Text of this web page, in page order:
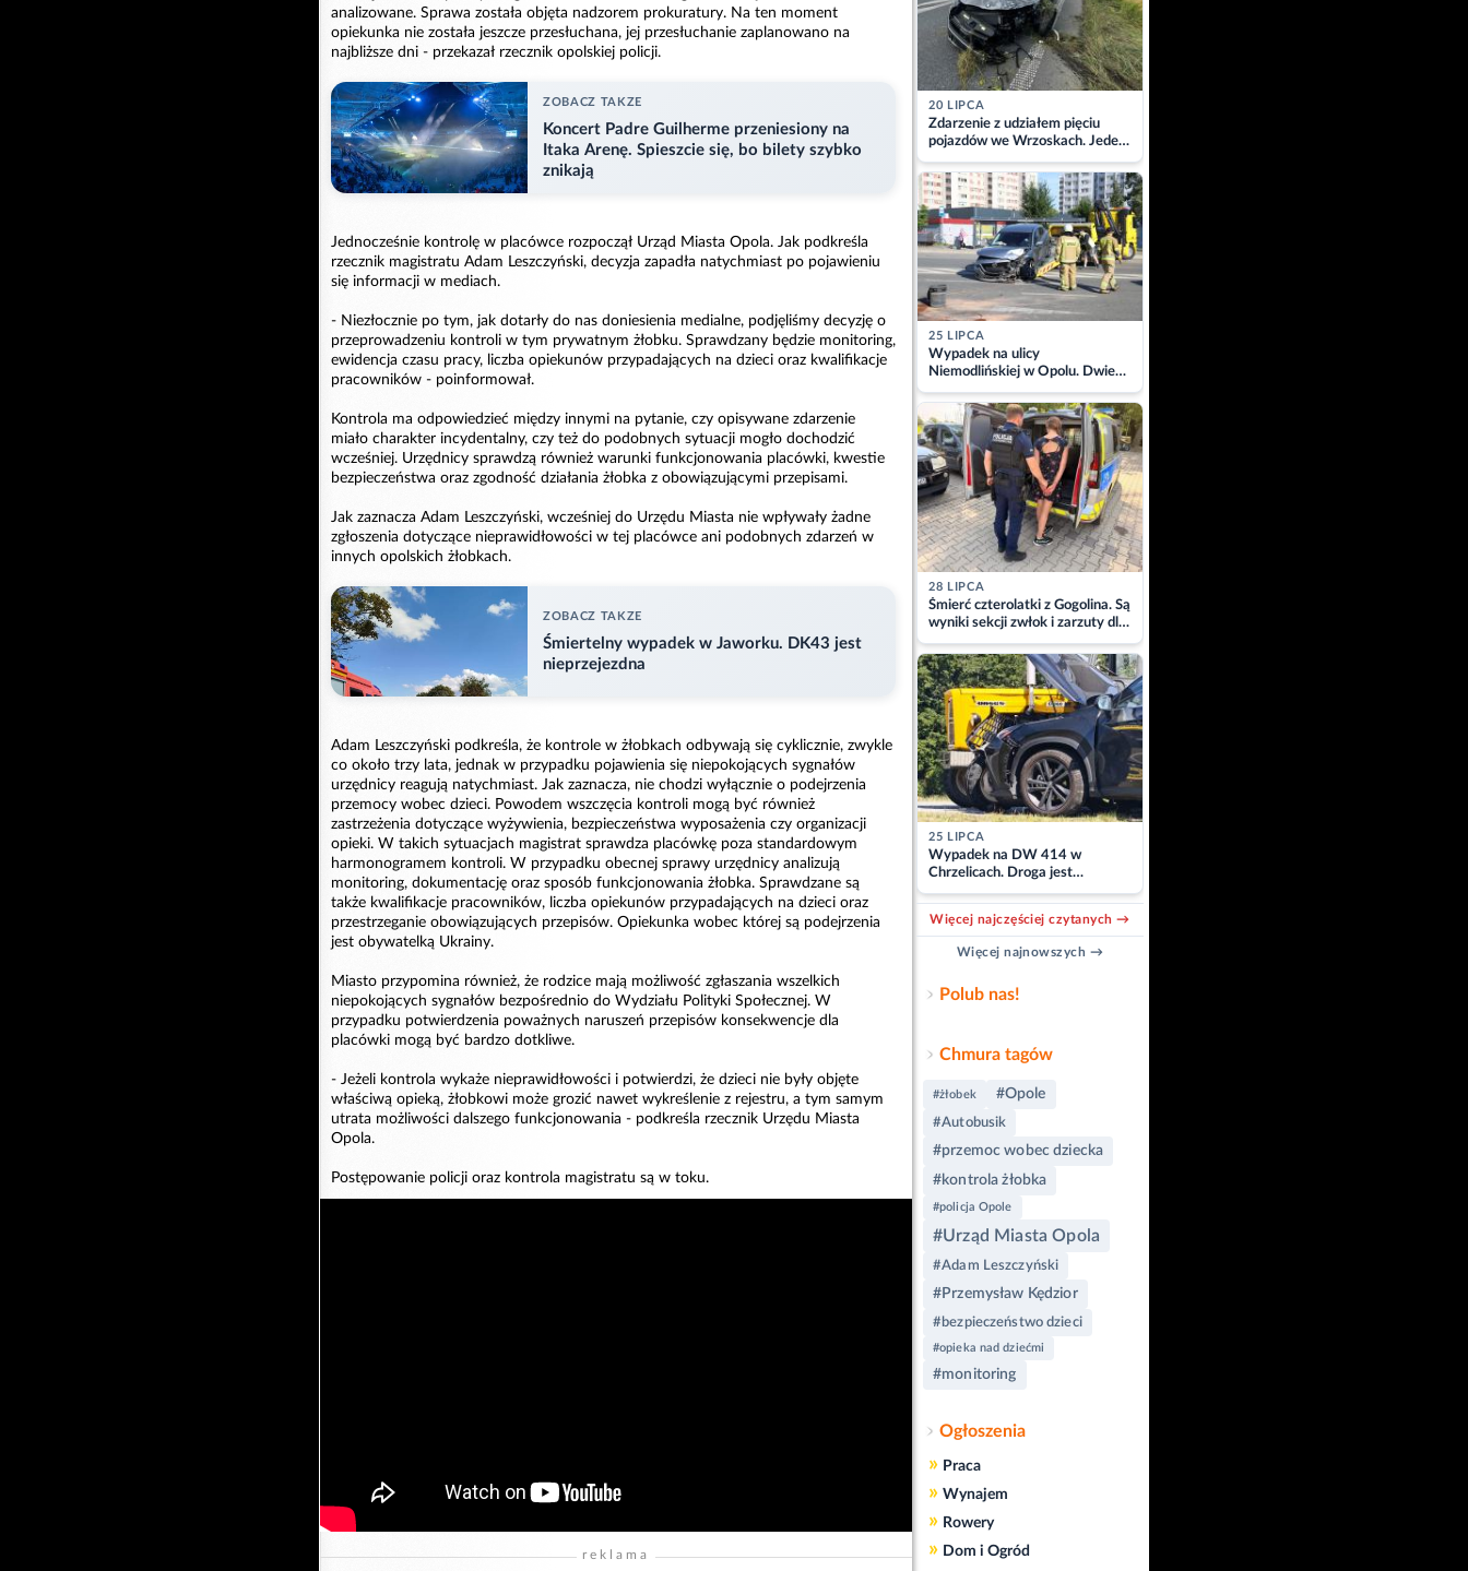
analizowane. Sprawa została objęta nadzorem prokuratury. Na ten moment
opiekunka nie została jeszcze przesłuchana, jej przesłuchanie zaplanowano na
najbliższe dni - przekazał rzecznik opolskiej policji.
ZOBACZ TAKZE
Koncert Padre Guilherme przeniesiony na
Itaka Arenę. Spieszcie się, bo bilety szybko
znikają
Jednocześnie kontrolę w placówce rozpoczął Urząd Miasta Opola. Jak podkreśla
rzecznik magistratu Adam Leszczyński, decyzja zapadła natychmiast po pojawieniu
się informacji w mediach.
- Niezłocznie po tym, jak dotarły do nas doniesienia medialne, podjęliśmy decyzję o
przeprowadzeniu kontroli w tym prywatnym żłobku. Sprawdzany będzie monitoring,
ewidencja czasu pracy, liczba opiekunów przypadających na dzieci oraz kwalifikacje
pracowników - poinformował.
Kontrola ma odpowiedzieć między innymi na pytanie, czy opisywane zdarzenie
miało charakter incydentalny, czy też do podobnych sytuacji mogło dochodzić
wcześniej. Urzędnicy sprawdzą również warunki funkcjonowania placówki, kwestie
bezpieczeństwa oraz zgodność działania żłobka z obowiązującymi przepisami.
Jak zaznacza Adam Leszczyński, wcześniej do Urzędu Miasta nie wpływały żadne
zgłoszenia dotyczące nieprawidłowości w tej placówce ani podobnych zdarzeń w
innych opolskich żłobkach.
ZOBACZ TAKZE
Śmiertelny wypadek w Jaworku. DK43 jest
nieprzejezdna
Adam Leszczyński podkreśla, że kontrole w żłobkach odbywają się cyklicznie, zwykle
co około trzy lata, jednak w przypadku pojawienia się niepokojących sygnałów
urzędnicy reagują natychmiast. Jak zaznacza, nie chodzi wyłącznie o podejrzenia
przemocy wobec dzieci. Powodem wszczęcia kontroli mogą być również
zastrzeżenia dotyczące wyżywienia, bezpieczeństwa wyposażenia czy organizacji
opieki. W takich sytuacjach magistrat sprawdza placówkę poza standardowym
harmonogramem kontroli. W przypadku obecnej sprawy urzędnicy analizują
monitoring, dokumentację oraz sposób funkcjonowania żłobka. Sprawdzane są
także kwalifikacje pracowników, liczba opiekunów przypadających na dzieci oraz
przestrzeganie obowiązujących przepisów. Opiekunka wobec której są podejrzenia
jest obywatelką Ukrainy.
Miasto przypomina również, że rodzice mają możliwość zgłaszania wszelkich
niepokojących sygnałów bezpośrednio do Wydziału Polityki Społecznej. W
przypadku potwierdzenia poważnych naruszeń przepisów konsekwencje dla
placówki mogą być bardzo dotkliwe.
- Jeżeli kontrola wykaże nieprawidłowości i potwierdzi, że dzieci nie były objęte
właściwą opieką, żłobkowi może grozić nawet wykreślenie z rejestru, a tym samym
utrata możliwości dalszego funkcjonowania - podkreśla rzecznik Urzędu Miasta
Opola.
Postępowanie policji oraz kontrola magistratu są w toku.
reklama
20 LIPCA
Zdarzenie z udziałem pięciu
pojazdów we Wrzoskach. Jeden
z kierowców zabrany w
kajdankach
25 LIPCA
Wypadek na ulicy
Niemodlińskiej w Opolu. Dwie
osoby w szpitalu
28 LIPCA
Śmierć czterolatki z Gogolina. Są
wyniki sekcji zwłok i zarzuty dla
matki
25 LIPCA
Wypadek na DW 414 w
Chrzelicach. Droga jest
zablokowana
Więcej najczęściej czytanych →
Więcej najnowszych →
Polub nas!
Chmura tagów
#żłobek #Opole
#Autobusik
#przemoc wobec dziecka
#kontrola żłobka
#policja Opole
#Urząd Miasta Opola
#Adam Leszczyński
#Przemysław Kędzior
#bezpieczeństwo dzieci
#opieka nad dziećmi
#monitoring
Ogłoszenia
» Praca
» Wynajem
» Rowery
» Dom i Ogród